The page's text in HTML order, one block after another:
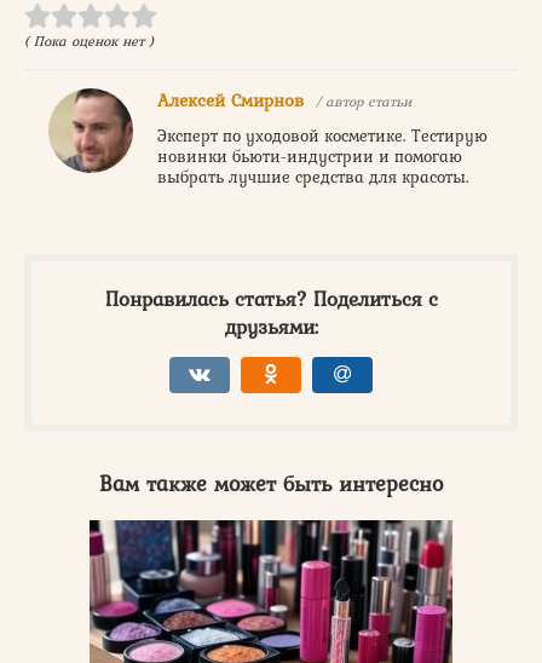
( Пока оценок нет )
Алексей Смирнов / автор статьи
Эксперт по уходовой косметике. Тестирую
новинки бьюти-индустрии и помогаю
выбрать лучшие средства для красоты.
Понравилась статья? Поделиться с
друзьями:
Вам также может быть интересно